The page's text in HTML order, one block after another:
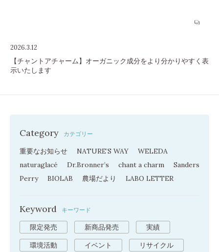
2026.3.12
【チャントアチャーム】オーガニック成分をより分かりやすく表
示いたします
Category カテゴリー
重要なお知らせ NATURE’S WAY
WELEDA
naturaglacé
Dr.Bronner’s chant a charm
Sanders
Perry
BIOLAB 農場だより LABO LETTER
Keyword キーワード
限定発売 新商品発売 実績
環境活動 イベント リサイクル